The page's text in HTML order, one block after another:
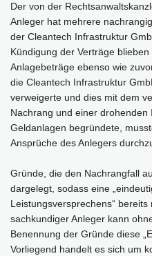
Der von der
Anleger hat mehrere
der Cleantech Infrastruktur
Kündigung der Verträge
Anlagebeträge ebenso wie
die Cleantech Infrastruktur
verweigerte und dies mit dem
Nachrang und einer
Geldanlagen begründete,
Ansprüche des Anlegers
Gründe, die den Nachrangfall
dargelegt, sodass eine
Leistungsversprechens“
sachkundiger Anleger kann
Benennung der Gründe diese
Vorliegend handelt es sich um